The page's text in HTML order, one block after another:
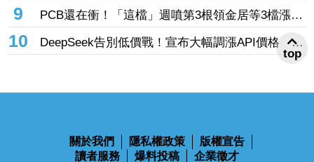
旺宏獲投入近17億元、近5日大漲40%
9
PCB還在衝！「這檔」週噴第3根領金居等3檔漲
停 台燿連5漲51.5%、景碩累漲48%
10
DeepSeek告別低價戰！宣布大幅調漲API價格 AI
商業化邁入新階段
關於我們 隱私權政策
版權宣告
讀者服務
爆料投稿 企業徵才
top